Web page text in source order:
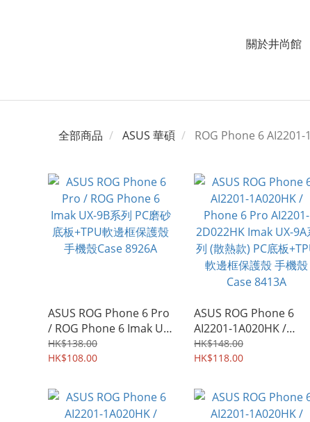
關於井尚館
全部商品 ASUS 華碩 ROG Phone 6 AI2201-
ASUS ROG Phone 6 Pro
/ ROG Phone 6 Imak UX-
9B系列 PC磨砂底板+TPU
軟邊框保護殼 手機殼
HK$138.00
HK$108.00
ASUS ROG Phone 6
AI2201-1A020HK /
Phone 6 Pro AI2201-
2D022HK Imak UX-9A系
軟邊框保護殼 手機殼
Case 8413A
HK$148.00
HK$118.00